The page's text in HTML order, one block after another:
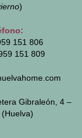
)
151 806
151 809
Gibraleón, 4 –